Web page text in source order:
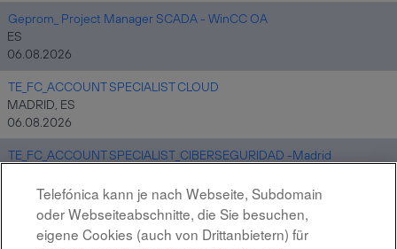
Geprom_ Project Manager SCADA - WinCC OA
ES
06.08.2026
TE_FC_ACCOUNT SPECIALIST CLOUD
MADRID, ES
06.08.2026
TE_FC_ACCOUNT SPECIALIST_CIBERSEGURIDAD -Madrid
06.08.2026
Tech_Administrador/a de Jira service management
MADRID, ES
Telefónica kann je nach Webseite, Subdomain
oder Webseiteabschnitte, die Sie besuchen,
eigene Cookies (auch von Drittanbietern) für